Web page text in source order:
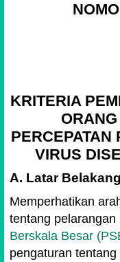
KRITERIA
PERCEPATAN
VIRUS
A. Latar Belakang
Memperhatikan
tentang pelarangan
Berskala Besar
pengaturan